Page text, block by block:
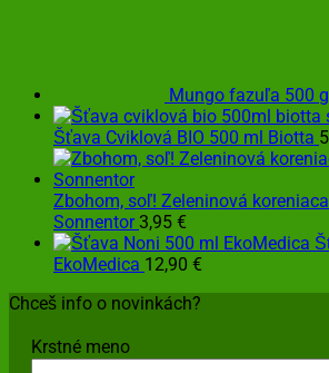
Mungo fazuľa 500
Šťava Cviklová BIO 500 ml Biotta
Zbohom, soľ! Zeleninová
Sonnentor 3,95 €
EkoMedica 12,90 €
Chceš info o novinkách?
Krstné meno